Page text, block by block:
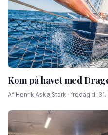
Kom på havet med
Af Henrik Askø Stark · fredag d. 31.